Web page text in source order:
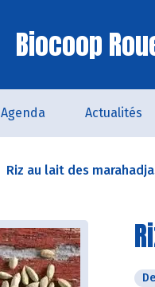
Biocoop
Agenda Actualités
Riz au lait des